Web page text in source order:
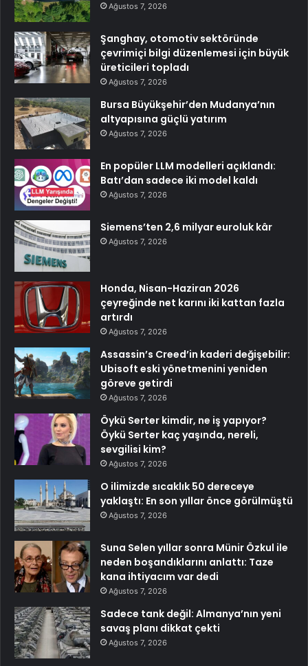
Ağustos 7, 2026
Şanghay, otomotiv sektöründe
çevrimiçi bilgi düzenlemesi için büyük
üreticileri topladı
Ağustos 7, 2026
Bursa Büyükşehir’den Mudanya’nın
altyapısına güçlü yatırım
Ağustos 7, 2026
En popüler LLM modelleri açıklandı:
Batı’dan sadece iki model kaldı
Ağustos 7, 2026
Siemens’ten 2,6 milyar euroluk kâr
Ağustos 7, 2026
Honda, Nisan-Haziran 2026
çeyreğinde net karını iki kattan fazla
artırdı
Ağustos 7, 2026
Assassin’s Creed’in kaderi değişebilir:
Ubisoft eski yönetmenini yeniden
göreve getirdi
Ağustos 7, 2026
Öykü Serter kimdir, ne iş yapıyor?
Öykü Serter kaç yaşında, nereli,
sevgilisi kim?
Ağustos 7, 2026
O ilimizde sıcaklık 50 dereceye
yaklaştı: En son yıllar önce görülmüştü
Ağustos 7, 2026
Suna Selen yıllar sonra Münir Özkul ile
neden boşandıklarını anlattı: Taze
kana ihtiyacım var dedi
Ağustos 7, 2026
Sadece tank değil: Almanya’nın yeni
savaş planı dikkat çekti
Ağustos 7, 2026